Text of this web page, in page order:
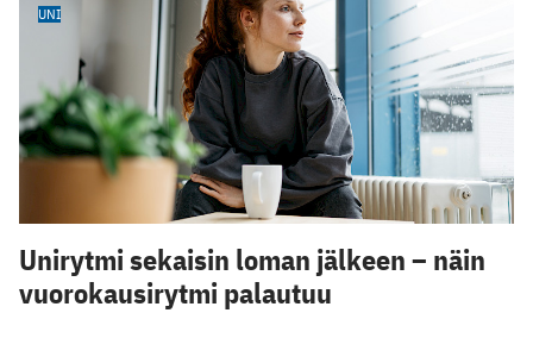
UNI
Unirytmi sekaisin loman jälkeen – näin
vuorokausirytmi palautuu